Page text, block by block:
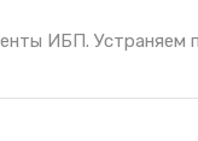
ИБП. Устраняем